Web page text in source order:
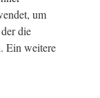
um
die
Ein weitere